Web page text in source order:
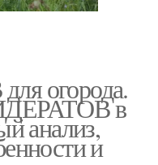
огорода.
в
анализ,
и